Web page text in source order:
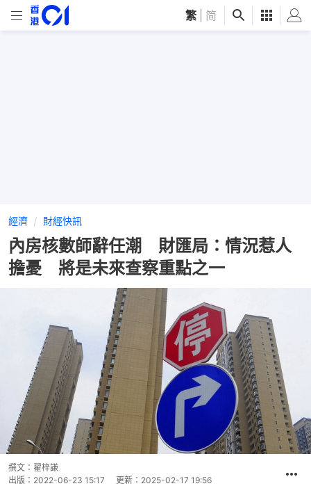
繁 简
經濟 財經快訊
內房核數師辭任潮 財匯局：情況惹人
擔憂 將是未來查察重點之一
撰文： 翟梓謙
出版： 2022-06-23 15:17 更新： 2025-02-17 19:56